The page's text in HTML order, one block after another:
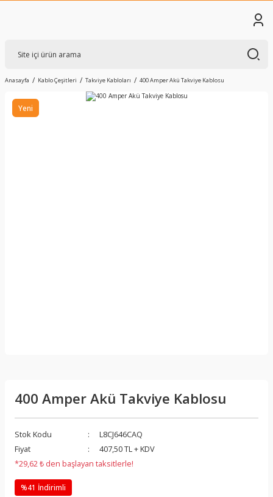
Anasayfa Kablo Çeşitleri Takviye Kabloları 400 Amper Akü Takviye Kablosu
Yeni
400 Amper Akü Takviye Kablosu
Stok Kodu
L8CJ646CAQ
Fiyat
407,50 TL + KDV
*29,62 ₺ den başlayan taksitlerle!
%41 İndirimli